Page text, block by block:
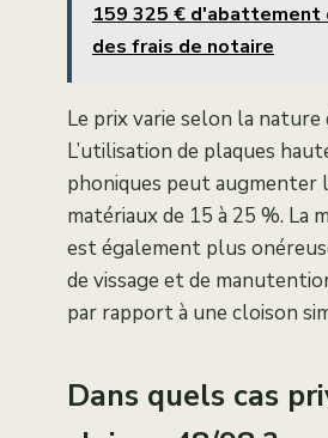
159 325 €
des frais de notaire
Le prix varie selon la nature
L’utilisation de plaques
phoniques peut augmenter
matériaux de 15 à 25 %. La
est également plus
de vissage et de
par rapport à une cloison
Dans quels cas